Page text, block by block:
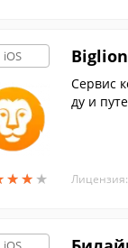
iOS
★★ ★
★★ ★
Biglion
Сервис
ду и
Лицензия: